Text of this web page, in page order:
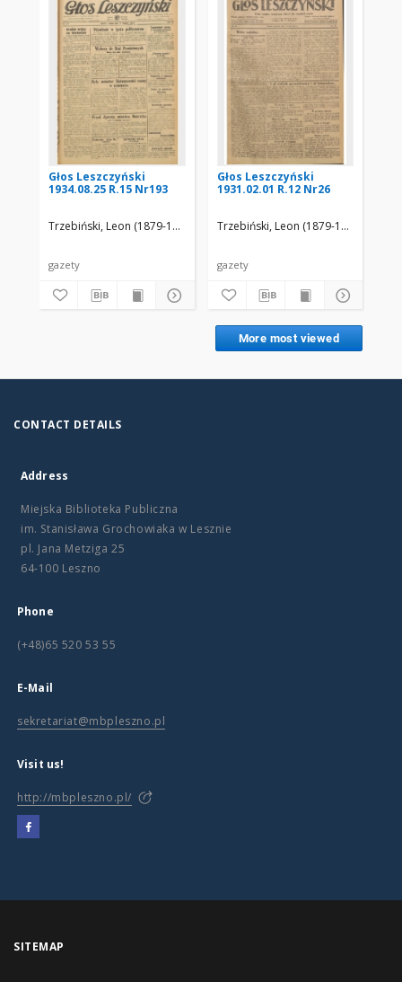
Głos Leszczyński
1934.08.25 R.15 Nr193
Trzebiński, Leon (1879-19..)
gazety
Głos Leszczyński
1931.02.01 R.12 Nr26
Trzebiński, Leon (1879-19..)
gazety
More most viewed
CONTACT DETAILS
Address
Miejska Biblioteka Publiczna
im. Stanisława Grochowiaka w Lesznie
pl. Jana Metziga 25
64-100 Leszno
Phone
(+48)65 520 53 55
E-Mail
sekretariat@mbpleszno.pl
Visit us!
http://mbpleszno.pl/
SITEMAP